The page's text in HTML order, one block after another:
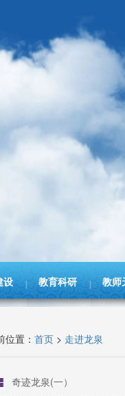
设 教育科研 教师
位置： 首页 > 走进龙泉
奇迹龙泉(一）